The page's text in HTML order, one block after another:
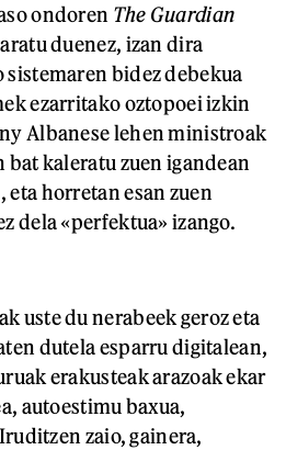
ondoren The Guardian
duenez, izan dira
sistemaren bidez debekua
ezarritako oztopoei izkin
Albanese lehen ministroak
kaleratu zuen igandean
horretan esan zuen
dela «perfektua» izango.
uste du nerabeek geroz eta
dutela esparru digitalean,
erakusteak arazoak ekar
autoestimu baxua,
zaio, gainera,